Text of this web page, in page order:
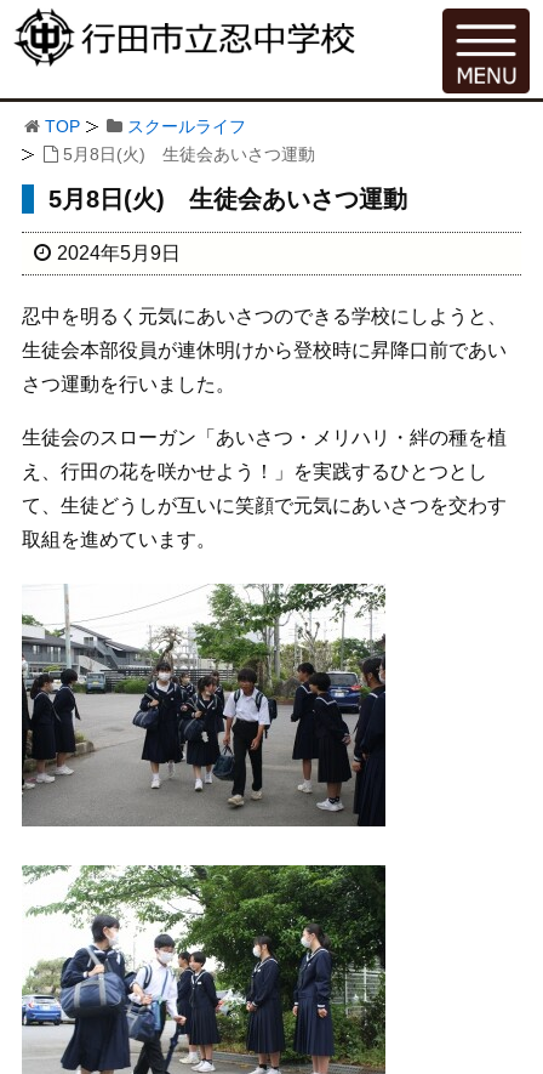
TOP
スクールライフ
5月8日(火) 生徒会あいさつ運動
5月8日(火) 生徒会あいさつ運動
2024年5月9日
忍中を明るく元気にあいさつのできる学校にしようと、
生徒会本部役員が連休明けから登校時に昇降口前であい
さつ運動を行いました。
生徒会のスローガン「あいさつ・メリハリ・絆の種を植
え、行田の花を咲かせよう！」を実践するひとつとし
て、生徒どうしが互いに笑顔で元気にあいさつを交わす
取組を進めています。